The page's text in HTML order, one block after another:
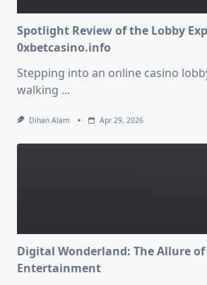
Spotlight Review of the Lobby
0xbetcasino.info
Stepping into an online casino
walking ...
Dihan Alam Apr 29, 2026
Digital Wonderland: The Allure
Entertainment